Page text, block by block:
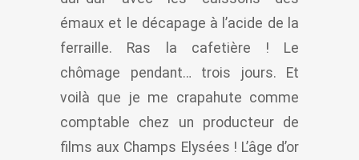
émaux et le décapage à l’acide de la
ferraille. Ras la cafetière ! Le
chômage pendant… trois jours. Et
voilà que je me crapahute comme
comptable chez un producteur de
films aux Champs Elysées ! L’âge d’or